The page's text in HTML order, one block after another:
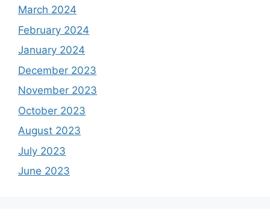
March 2024
February 2024
January 2024
December 2023
November 2023
October 2023
August 2023
July 2023
June 2023